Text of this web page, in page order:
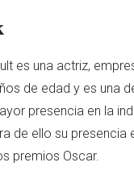
es una actriz,
de edad y es una
presencia en la
de ello su presencia
premios Oscar.